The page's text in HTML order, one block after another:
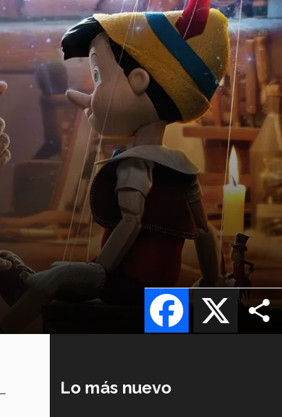
X
Facebook
Lo más nuevo